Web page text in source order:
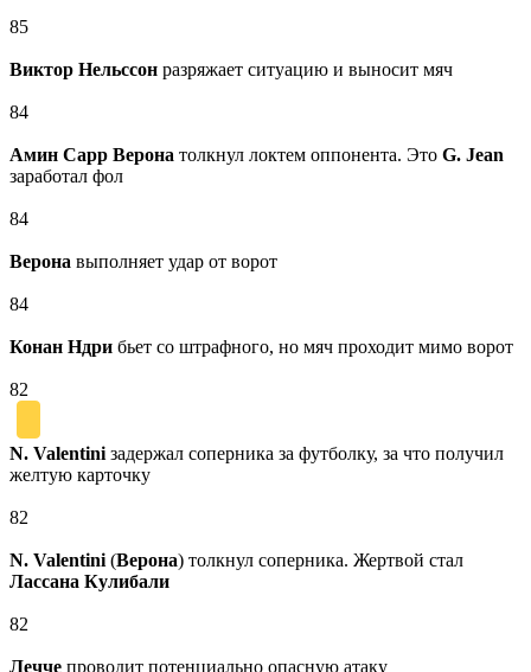
85
Виктор Нельссон разряжает ситуацию и выносит мяч
84
Амин Сарр Верона толкнул локтем оппонента. Это G. Jean
заработал фол
84
Верона выполняет удар от ворот
84
Конан Ндри бьет со штрафного, но мяч проходит мимо ворот
82
N. Valentini задержал соперника за футболку, за что получил
желтую карточку
82
N. Valentini (Верона) толкнул соперника. Жертвой стал
Лассана Кулибали
82
Лечче проводит потенциально опасную атаку